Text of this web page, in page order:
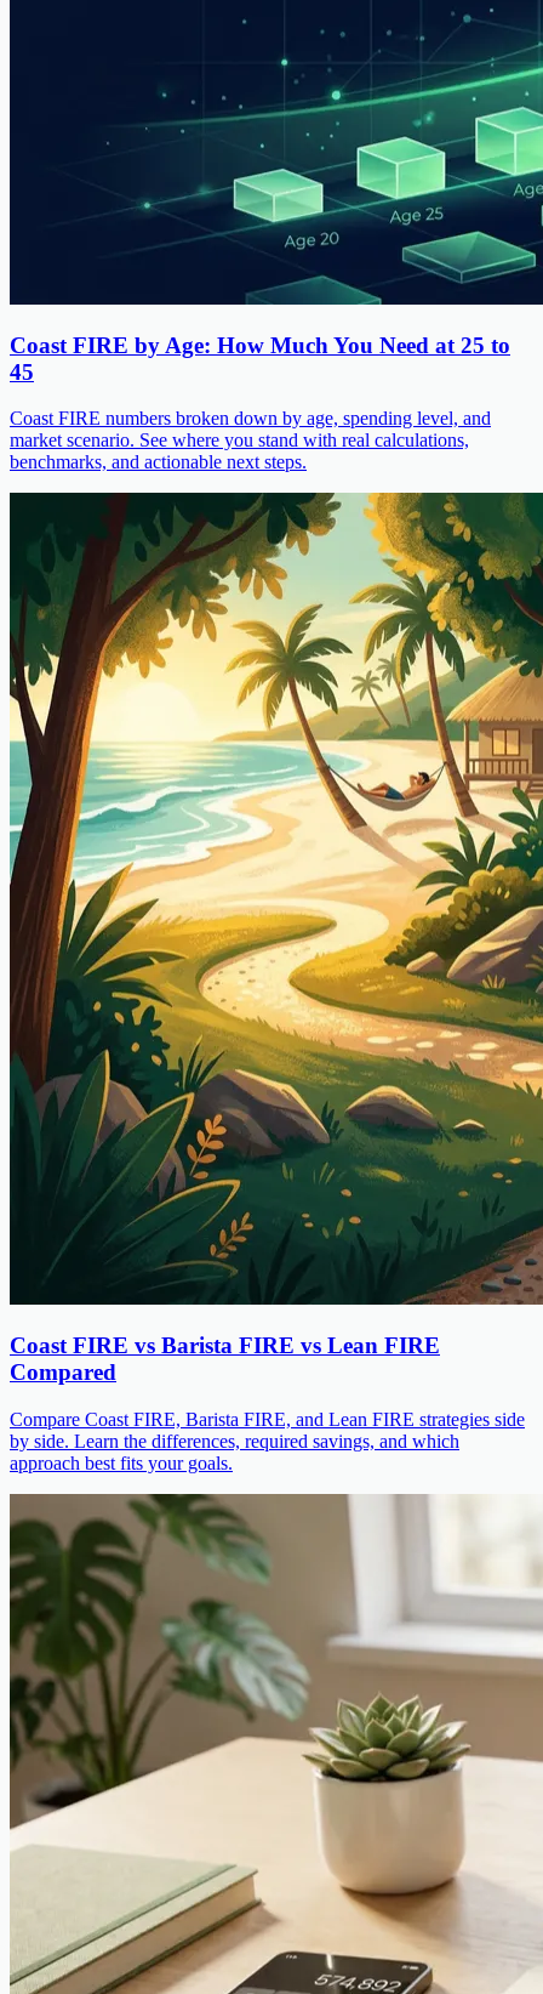
Coast FIRE by Age: How Much You Need at 25 to
45
Coast FIRE numbers broken down by age, spending level, and
market scenario. See where you stand with real calculations,
benchmarks, and actionable next steps.
Coast FIRE vs Barista FIRE vs Lean FIRE
Compared
Compare Coast FIRE, Barista FIRE, and Lean FIRE strategies side
by side. Learn the differences, required savings, and which
approach best fits your goals.